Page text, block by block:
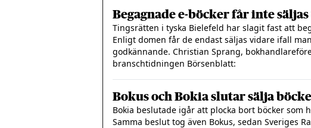
Begagnade e-böcker får inte
Tingsrätten i tyska Bielefeld har slagit fast att
Enligt domen får de endast säljas vidare ifall
godkännande. Christian Sprang,
branschtidningen Börsenblatt:
Bokus och Bokia slutar sälja
Bokia beslutade igår att plocka bort böcker
Samma beslut tog även Bokus, sedan Sveriges